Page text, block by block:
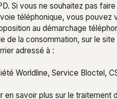
Si vous ne souhaitez pas
téléphonique, vous pouvez
au démarchage
de la consommation, sur le
adressé à :
Worldline, Service Bloctel, CS
en savoir plus sur le traitement